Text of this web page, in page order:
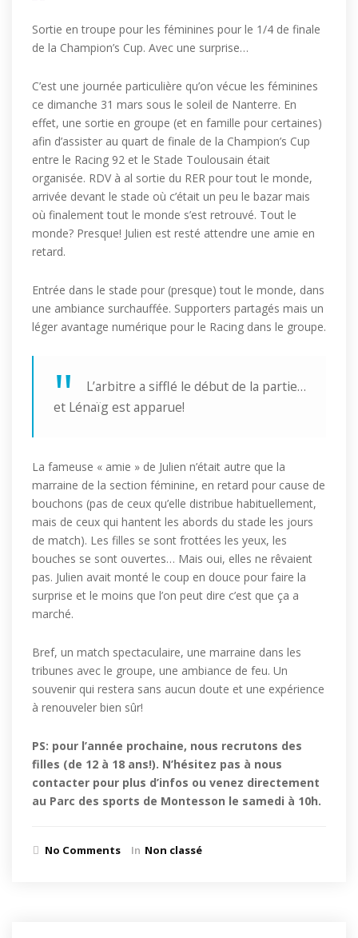
Sortie en troupe pour les féminines pour le 1/4 de finale
de la Champion’s Cup. Avec une surprise…
C’est une journée particulière qu’on vécue les féminines
ce dimanche 31 mars sous le soleil de Nanterre. En
effet, une sortie en groupe (et en famille pour certaines)
afin d’assister au quart de finale de la Champion’s Cup
entre le Racing 92 et le Stade Toulousain était
organisée. RDV à al sortie du RER pour tout le monde,
arrivée devant le stade où c’était un peu le bazar mais
où finalement tout le monde s’est retrouvé. Tout le
monde? Presque! Julien est resté attendre une amie en
retard.
Entrée dans le stade pour (presque) tout le monde, dans
une ambiance surchauffée. Supporters partagés mais un
léger avantage numérique pour le Racing dans le groupe.
L’arbitre a sifflé le début de la partie…
et Lénaïg est apparue!
La fameuse « amie » de Julien n’était autre que la
marraine de la section féminine, en retard pour cause de
bouchons (pas de ceux qu’elle distribue habituellement,
mais de ceux qui hantent les abords du stade les jours
de match). Les filles se sont frottées les yeux, les
bouches se sont ouvertes… Mais oui, elles ne rêvaient
pas. Julien avait monté le coup en douce pour faire la
surprise et le moins que l’on peut dire c’est que ça a
marché.
Bref, un match spectaculaire, une marraine dans les
tribunes avec le groupe, une ambiance de feu. Un
souvenir qui restera sans aucun doute et une expérience
à renouveler bien sûr!
PS: pour l’année prochaine, nous recrutons des
filles (de 12 à 18 ans!). N’hésitez pas à nous
contacter pour plus d’infos ou venez directement
au Parc des sports de Montesson le samedi à 10h.
No Comments In Non classé